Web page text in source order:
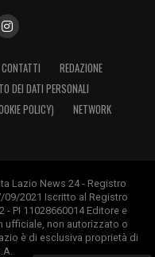
CONTATTI
REDAZIONE
DEI DATI PERSONALI
POLICY)
NETWORK
Lazio News 24 - Registro
09/2021 Iscritto al Registro
- PI 11028660014 Editore e
ufficiale, non autorizzato o
è di esclusiva proprietà di